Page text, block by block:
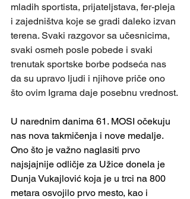
mladih sportista, prijateljstava, fer-pleja
i zajedništva koje se gradi daleko izvan
terena. Svaki razgovor sa učesnicima,
svaki osmeh posle pobede i svaki
trenutak sportske borbe podseća nas
da su upravo ljudi i njihove priče ono
što ovim Igrama daje posebnu vrednost.
U narednim danima 61. MOSI očekuju
nas nova takmičenja i nove medalje.
Ono što je važno naglasiti prvo
najsjajnije odličje za Užice donela je
Dunja Vukajlović koja je u trci na 800
metara osvojilo prvo mesto, kao i